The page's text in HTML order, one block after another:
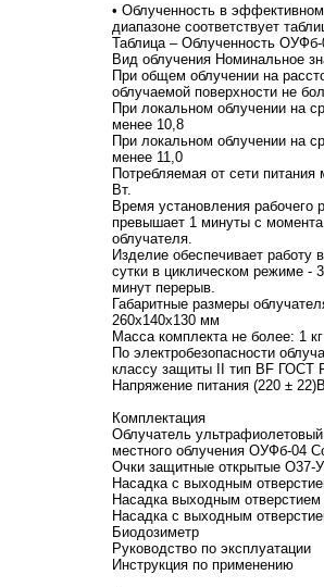
• Облученность в
диапазоне соответствует
Таблица – Облученность
Вид облучения Номинальное
При общем облучении на
облучаемой поверхности не
При локальном облучении на
менее 10,8
При локальном облучении на
менее 11,0
Потребляемая от сети
Вт.
Время установления рабочего
превышает 1 минуты с
облучателя.
Изделие обеспечивает работу
сутки в циклическом режиме -
минут перерыв.
Габаритные размеры
260х140х130 мм
Масса комплекта не более: 1 кг
По электробезопасности
классу защиты II тип BF ГОСТ
Напряжение питания (220 ±
Комплектация
Облучатель
местного облучения ОУФб-04
Очки защитные открытые О37-
Насадка с выходным
Насадка выходным
Насадка с выходным
Биодозиметр
Руководство по эксплуатации
Инструкция по применению